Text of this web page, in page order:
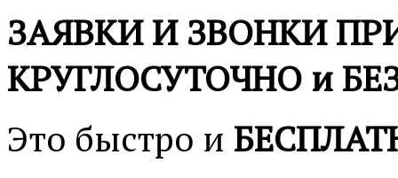
ЗАЯВКИ И ЗВОНКИ
КРУГЛОСУТОЧНО и
Это быстро и